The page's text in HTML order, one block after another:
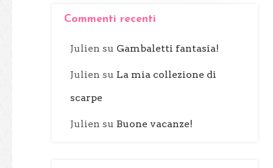
Commenti recenti
Julien su Gambaletti fantasia!
Julien su La mia collezione di
scarpe
Julien su Buone vacanze!